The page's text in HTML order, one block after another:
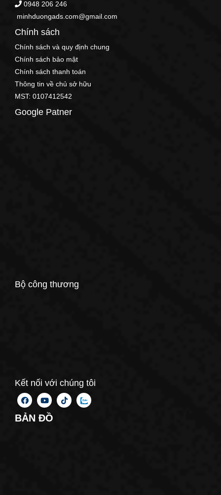
0948 206 246
minhduongads.com@gmail.com
Chính sách
Chính sách và quy định chung
Chính sách bảo mật
Chính sách thanh toán
Thông tin về chủ sở hữu
MST: 0107412542
Google Patner
Bộ công thương
Kết nối với chúng tôi
BẢN ĐỒ